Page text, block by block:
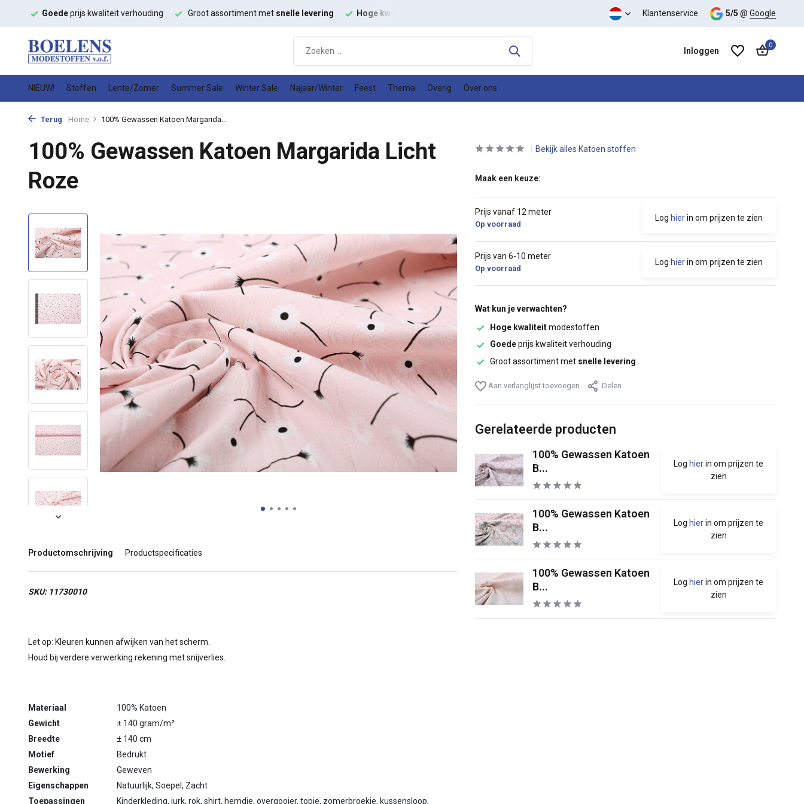
Goedeprijs kwaliteit verhouding Groot assortiment met snelle levering Hoge kwaliteit prijs kwaliteit verhouding Klantenservice 5/5 @ Google
Inloggen
0
NIEUW! Stoffen Lente/Zomer Summer Sale Winter Sale Najaar/Winter Feest Thema Overig Over ons
Terug Home 100% Gewassen Katoen Margarida...
100% Gewassen Katoen Margarida Licht
Roze
Productomschrijving Productspecificaties
SKU: 11730010
Let op: Kleuren kunnen afwijken van het scherm.
Houd bij verdere verwerking rekening met snijverlies.
Materiaal
100% Katoen
Gewicht
± 140 gram/m²
Breedte
± 140 cm
Motief
Bedrukt
Bewerking
Geweven
Eigenschappen
Natuurlijk, Soepel, Zacht
Toepassingen
Kinderkleding, jurk, rok, shirt, hemdje, overgooier, topje, zomerbroekje, kussensloop,
Bekijk alles Katoen stoffen
Maak een keuze:
Prijs vanaf 12 meter
Op voorraad
Log hierin om prijzen te zien
Prijs van 6-10 meter
Op voorraad
Log hierin om prijzen te zien
Wat kun je verwachten?
Hoge kwaliteitmodestoffen
Goedeprijs kwaliteit verhouding
Groot assortiment met snelle levering
Aan verlanglijst toevoegen Delen
Gerelateerde producten
100% Gewassen Katoen
B...
Log hierin om prijzen te
zien
100% Gewassen Katoen
B...
Log hierin om prijzen te
zien
100% Gewassen Katoen
B...
Log hierin om prijzen te
zien